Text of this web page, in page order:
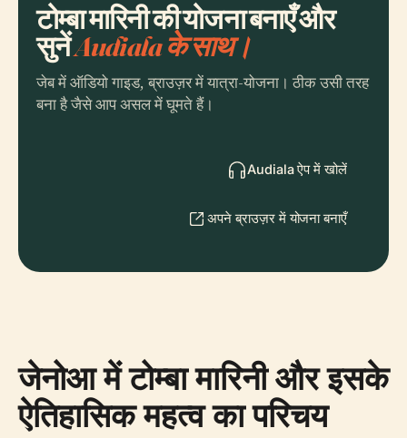
टोम्बा मारिनी की योजना बनाएँ और
सुनेंAudiala के साथ।
जेब में ऑडियो गाइड, ब्राउज़र में यात्रा-योजना। ठीक उसी तरह
बना है जैसे आप असल में घूमते हैं।
Audiala ऐप में खोलें
अपने ब्राउज़र में योजना बनाएँ
जेनोआ में टोम्बा मारिनी और इसके
ऐतिहासिक महत्व का परिचय